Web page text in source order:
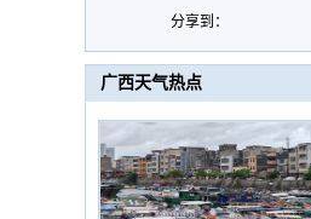
分享到：
广西天气热点